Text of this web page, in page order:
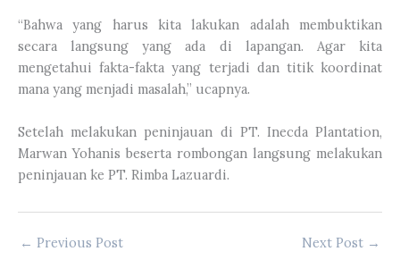
“Bahwa yang harus kita lakukan adalah membuktikan
secara langsung yang ada di lapangan. Agar kita
mengetahui fakta-fakta yang terjadi dan titik koordinat
mana yang menjadi masalah,” ucapnya.
Setelah melakukan peninjauan di PT. Inecda Plantation,
Marwan Yohanis beserta rombongan langsung melakukan
peninjauan ke PT. Rimba Lazuardi.
← Previous Post Next Post →